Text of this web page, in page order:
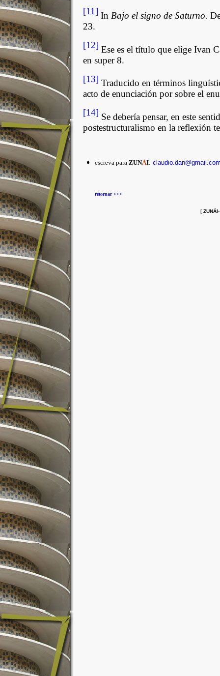
[11] In Bajo el signo de Saturno.
23.
[12] Ese es el título que elige Ivan
en super 8.
[13] Traducido en términos
acto de enunciación por sobre el
[14] Se debería pensar, en este
postestructuralismo en la reflexión
escreva para ZUNÁI:
retornar <<<
[ ZUNÁI